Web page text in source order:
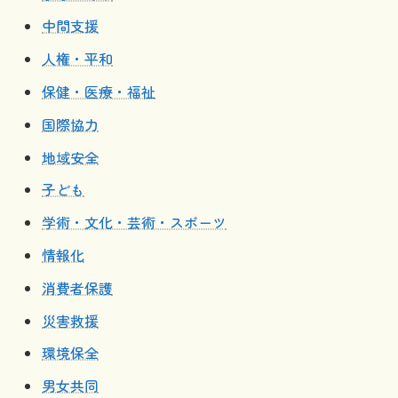
中間支援
人権・平和
保健・医療・福祉
国際協力
地域安全
子ども
学術・文化・芸術・スポーツ
情報化
消費者保護
災害救援
環境保全
男女共同